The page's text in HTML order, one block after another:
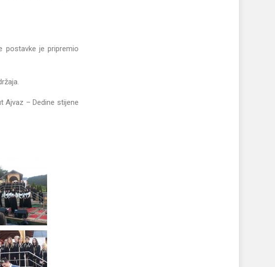
postavke je pripremio
Ajvaz – Dedine stijene